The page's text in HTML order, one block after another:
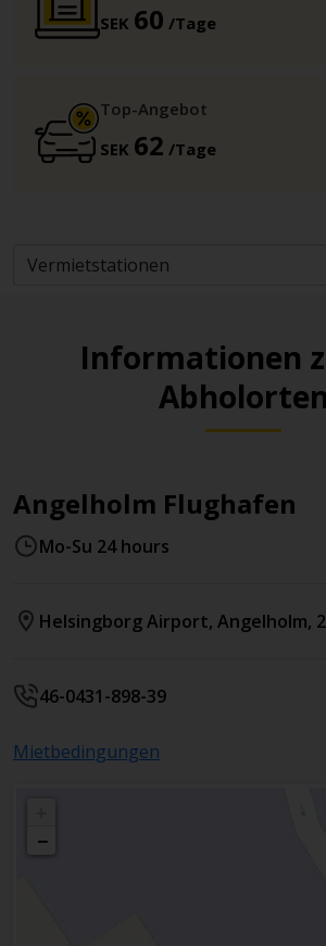
SEK 60 /Tage
Top-Angebot
SEK 62 /Tage
Informationen
Abholorten
Angelholm Flughafen
Mo-Su 24 hours
Helsingborg Airport, Angelholm,
46-0431-898-39
Mietbedingungen
−